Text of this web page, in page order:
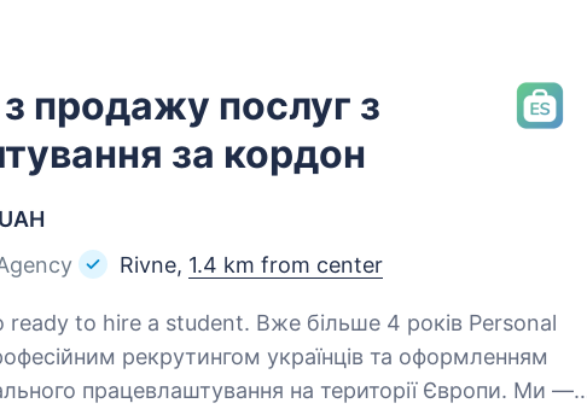
продажу послуг з
за кордон
Rivne, 1.4 km from center
student. Вже більше 4 років Personal
рекрутингом українців та оформленням
працевлаштування на території Європи. Ми —